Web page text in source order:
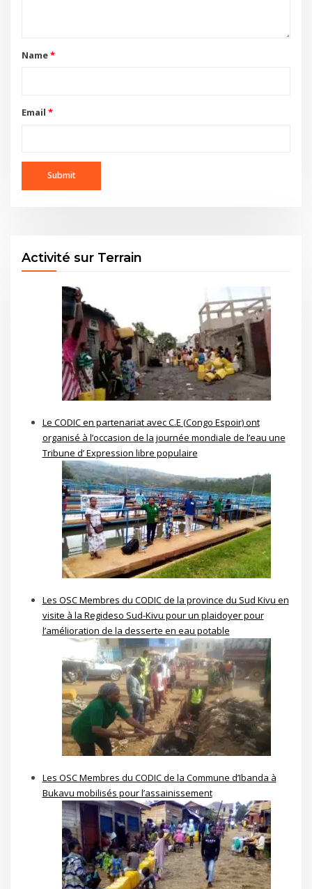
Name*
Email *
Activité sur Terrain
Le CODIC en partenariat avec C.E (Congo Espoir) ont
organisé à l’occasion de la journée mondiale de l’eau une
Tribune d’ Expression libre populaire
Les OSC Membres du CODIC de la province du Sud Kivu en
visite à la Regideso Sud-Kivu pour un plaidoyer pour
l’amélioration de la desserte en eau potable
Les OSC Membres du CODIC de la Commune d’Ibanda à
Bukavu mobilisés pour l’assainissement